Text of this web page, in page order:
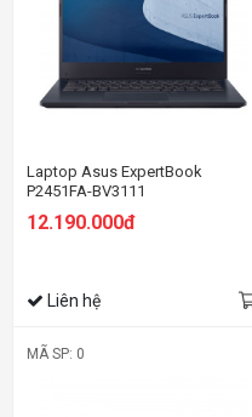
Laptop Asus ExpertBook
P2451FA-BV3111
12.190.000đ
Liên hệ
MÃ SP: 0